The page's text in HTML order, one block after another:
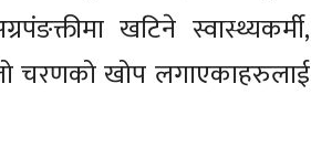
खटिने स्वास्थ्यकर्मी,
चरणको खोप लगाएकाहरुलाई